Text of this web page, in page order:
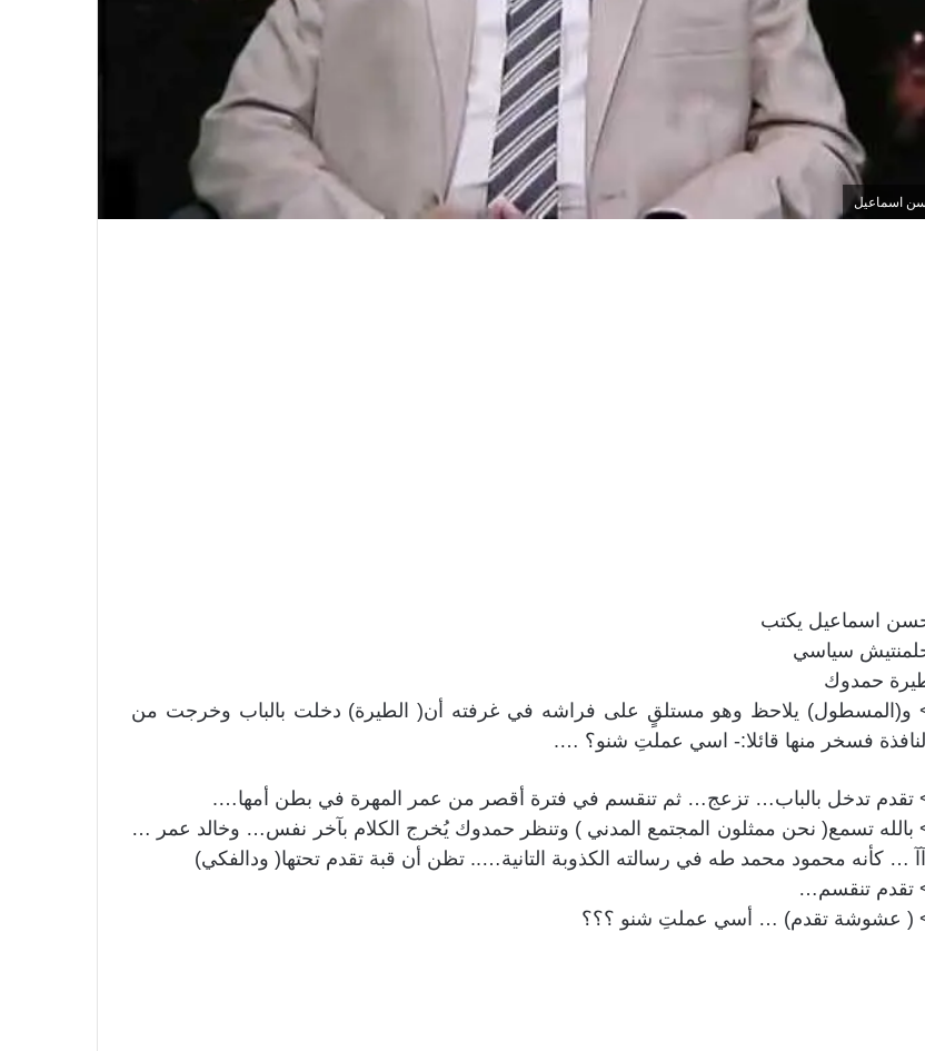
اسماعيل
اسماعيل يكتب
سياسي
حمدوك
و(المسطول) يلاحظ وهو مستلقٍ على فراشه في غرفته أن( الطيرة) دخلت بالباب وخرجت من
فسخر منها قائلا:- اسي عملتِ شنو؟ ….
تقدم تدخل بالباب… تزعج… ثم تنقسم في فترة أقصر من عمر المهرة في بطن أمها….
بالله تسمع( نحن ممثلون المجتمع المدني ) وتنظر حمدوك يُخرج الكلام بآخر نفس… وخالد عمر …
… كأنه محمود محمد طه في رسالته الكذوبة التانية….. تظن أن قبة تقدم تحتها( ودالفكي)
تقدم تنقسم…
( عشوشة تقدم) … أسي عملتِ شنو ؟؟؟